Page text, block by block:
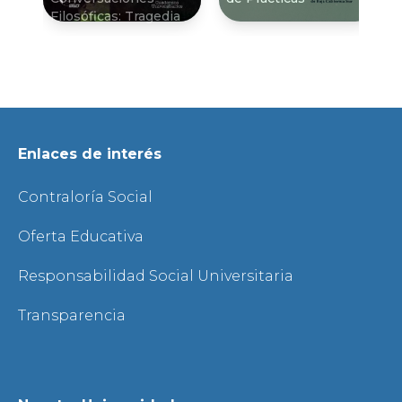
Filosóficas: Tragedia
Enlaces de interés
Contraloría Social
Oferta Educativa
Responsabilidad Social Universitaria
Transparencia